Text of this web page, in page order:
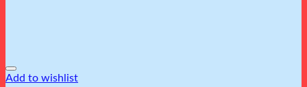
Add to wishlist